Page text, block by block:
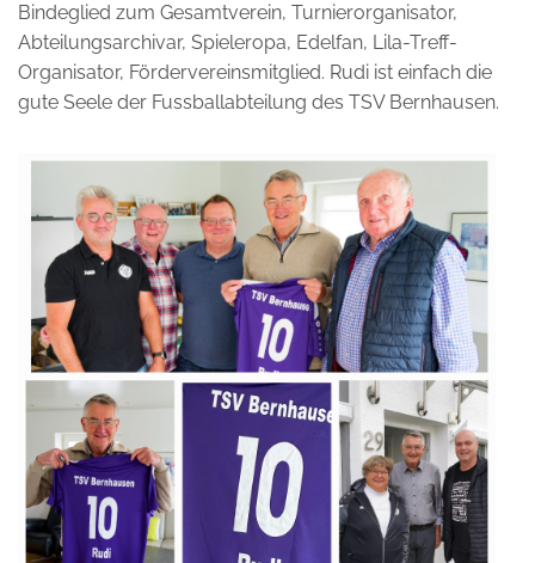
Bindeglied zum Gesamtverein, Turnierorganisator,
Abteilungsarchivar, Spieleropa, Edelfan, Lila-Treff-
Organisator, Fördervereinsmitglied. Rudi ist einfach die
gute Seele der Fussballabteilung des TSV Bernhausen.